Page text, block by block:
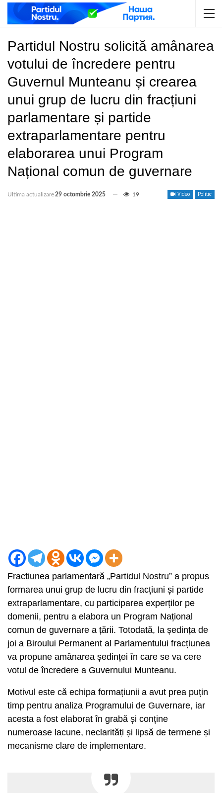
Partidul Nostru solicită amânarea
votului de încredere pentru
Guvernul Munteanu și crearea
unui grup de lucru din fracțiuni
parlamentare și partide
extraparlamentare pentru
elaborarea unui Program
Național comun de guvernare
Video Politic
Ultima actualizare29 octombrie 2025 19
Fracțiunea parlamentară „Partidul Nostru” a propus
formarea unui grup de lucru din fracțiuni și partide
extraparlamentare, cu participarea experților pe
domenii, pentru a elabora un Program Național
comun de guvernare a țării. Totodată, la ședința de
joi a Biroului Permanent al Parlamentului fracțiunea
va propune amânarea ședinței în care se va cere
votul de încredere a Guvernului Munteanu.
Motivul este că echipa formațiunii a avut prea puțin
timp pentru analiza Programului de Guvernare, iar
acesta a fost elaborat în grabă și conține
numeroase lacune, neclarități și lipsă de termene și
mecanisme clare de implementare.